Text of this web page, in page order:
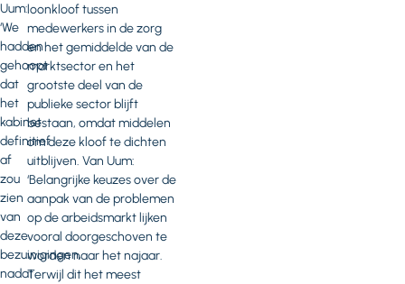
Uum:
‘We
hadden
gehoopt
dat
het
kabinet
definitief
af
zou
zien
van
deze
bezuinigingen,
nadat
loonkloof tussen
medewerkers in de zorg
en het gemiddelde van de
marktsector en het
grootste deel van de
publieke sector blijft
bestaan, omdat middelen
om deze kloof te dichten
uitblijven. Van Uum:
‘Belangrijke keuzes over de
aanpak van de problemen
op de arbeidsmarkt lijken
vooral doorgeschoven te
worden naar het najaar.
Terwijl dit het meest